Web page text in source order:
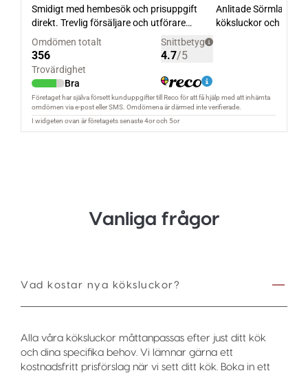
Vanliga frågor
Vad kostar nya köksluckor?
Alla våra köksluckor måttanpassas efter just ditt kök
och dina specifika behov. Vi lämnar gärna ett
kostnadsfritt prisförslag när vi sett ditt kök. Boka in ett